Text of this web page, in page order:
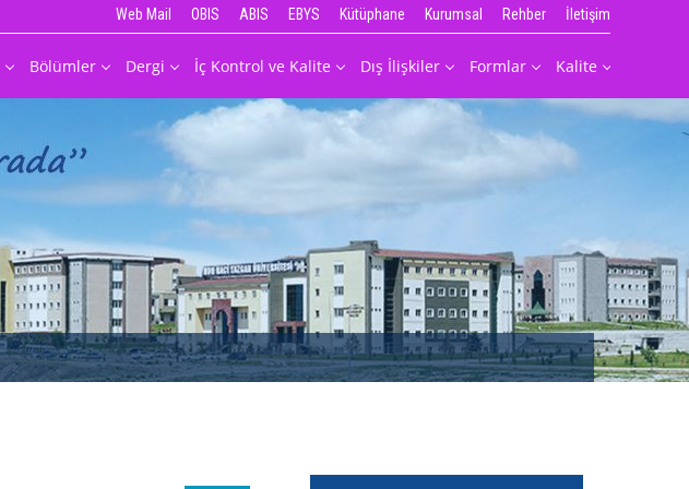
Web Mail OBIS ABIS EBYS Kütüphane Kurumsal Rehber İletişim
Bölümler Dergi İç Kontrol ve Kalite Dış İlişkiler Formlar Kalite